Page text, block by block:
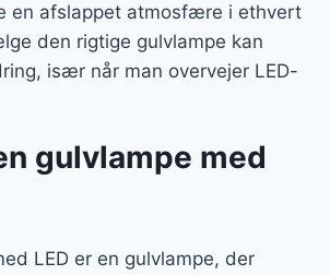
en afslappet atmosfære i ethvert
den rigtige gulvlampe kan
især når man overvejer LED-
gulvlampe med
LED er en gulvlampe, der